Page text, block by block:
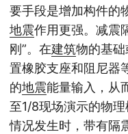
要手段是增加构件的
地震作用更强。减震
刚”。在建筑物的基
置橡胶支座和阻尼器
的地震能量输入，从
至1/8现场演示的物理
情况发生时，带有隔